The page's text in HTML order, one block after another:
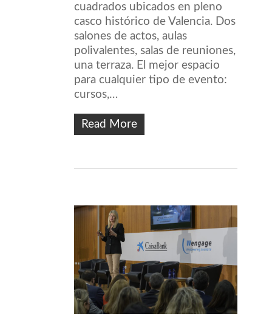
cuadrados ubicados en pleno
casco histórico de Valencia. Dos
salones de actos, aulas
polivalentes, salas de reuniones,
una terraza. El mejor espacio
para cualquier tipo de evento:
cursos,…
Read More